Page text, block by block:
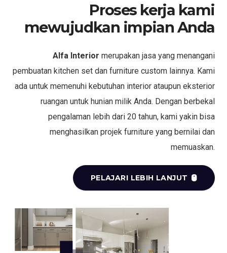
Proses kerja kami
mewujudkan impian Anda
Alfa Interior merupakan jasa yang menangani
pembuatan kitchen set dan furniture custom lainnya. Kami
ada untuk memenuhi kebutuhan interior ataupun eksterior
ruangan untuk hunian milik Anda. Dengan berbekal
pengalaman lebih dari 20 tahun, kami yakin bisa
menghasilkan projek furniture yang bernilai dan
memuaskan.
PELAJARI LEBIH LANJUT